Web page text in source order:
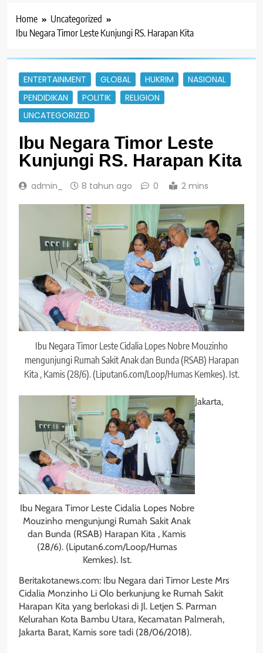
Home
Uncategorized
Ibu Negara Timor Leste Kunjungi RS. Harapan Kita
ENTERTAINMENT GLOBAL HUKRIM
NASIONAL
PENDIDIKAN
POLITIK
RELIGION
UNCATEGORIZED
Ibu Negara Timor Leste
Kunjungi RS. Harapan Kita
admin_ 8 tahun ago 0 2 mins
Ibu Negara Timor Leste Cidalia Lopes Nobre Mouzinho
mengunjungi Rumah Sakit Anak dan Bunda (RSAB) Harapan
Kita , Kamis (28/6). (Liputan6.com/Loop/Humas Kemkes). Ist.
Ibu Negara Timor Leste Cidalia Lopes Nobre
Mouzinho mengunjungi Rumah Sakit Anak
dan Bunda (RSAB) Harapan Kita , Kamis
(28/6). (Liputan6.com/Loop/Humas
Kemkes). Ist.
Jakarta,
Beritakotanews.com: Ibu Negara dari Timor Leste Mrs
Cidalia Monzinho Li Olo berkunjung ke Rumah Sakit
Harapan Kita yang berlokasi di Jl. Letjen S. Parman
Kelurahan Kota Bambu Utara, Kecamatan Palmerah,
Jakarta Barat, Kamis sore tadi (28/06/2018).